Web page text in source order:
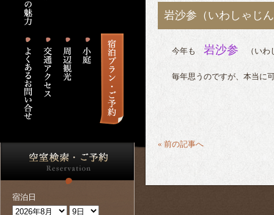
宿泊日
岩沙参（いわしゃじ
今年も 岩沙参 （いわ
毎年思うのですが、本当に
« 前の記事へ